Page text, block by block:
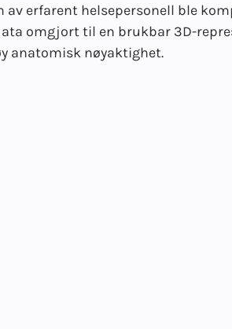
av erfarent helsepersonell ble
omgjort til en brukbar 3D-
anatomisk nøyaktighet.